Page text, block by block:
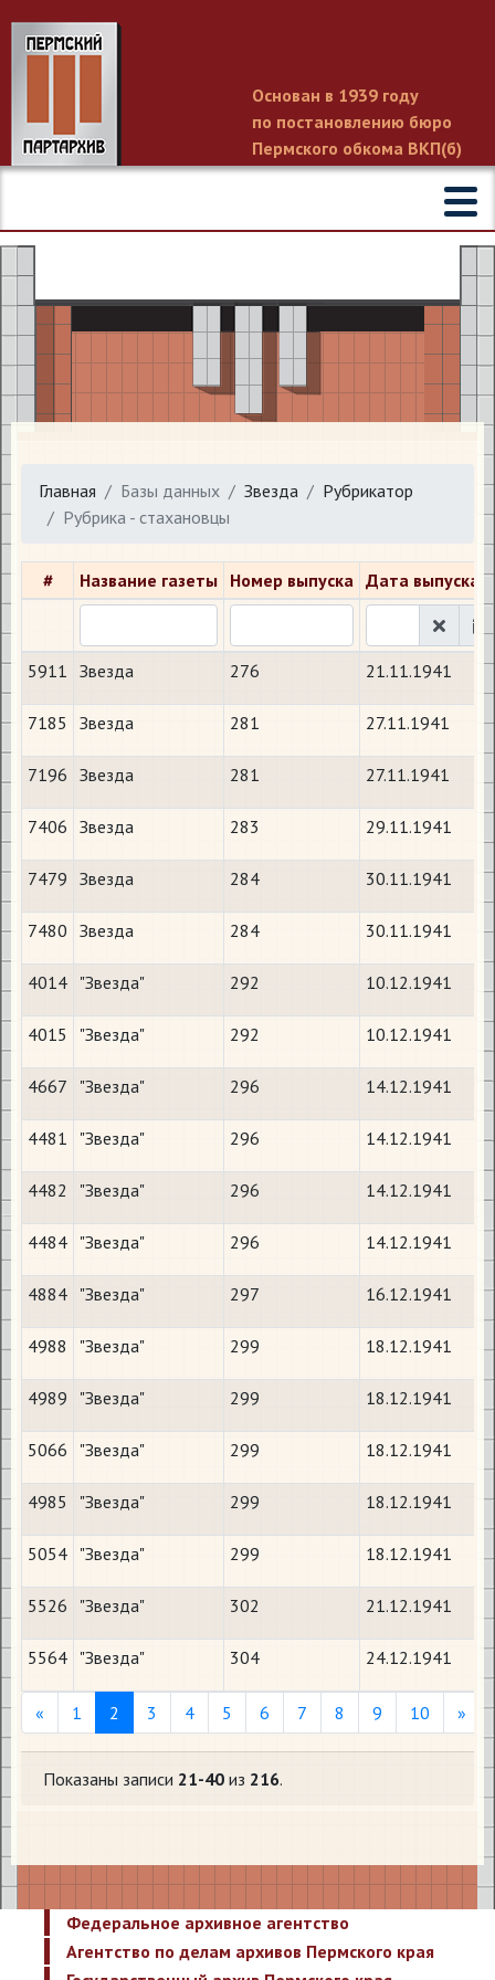
Основан в 1939 году
по постановлению бюро
Пермского обкома ВКП(б)
Главная Базы данных Звезда
Рубрикатор
Рубрика - стахановцы
# Название газеты Номер выпуска Дата выпуска
5911 Звезда 276 21.11.1941
7185 Звезда 281 27.11.1941
7196 Звезда 281 27.11.1941
7406 Звезда 283 29.11.1941
7479 Звезда 284 30.11.1941
7480 Звезда 284 30.11.1941
4014 "Звезда" 292 10.12.1941
4015 "Звезда" 292 10.12.1941
4667 "Звезда" 296 14.12.1941
4481 "Звезда" 296 14.12.1941
4482 "Звезда" 296 14.12.1941
4484 "Звезда" 296 14.12.1941
4884 "Звезда" 297 16.12.1941
4988 "Звезда" 299 18.12.1941
4989 "Звезда" 299 18.12.1941
5066 "Звезда" 299 18.12.1941
4985 "Звезда" 299 18.12.1941
5054 "Звезда" 299 18.12.1941
5526 "Звезда" 302 21.12.1941
5564 "Звезда" 304 24.12.1941
« Previous
1 2 3 4 5 6 7 8 9 10 »
Показаны записи 21-40 из 216.
Федеральное архивное агентство
Агентство по делам архивов Пермского края